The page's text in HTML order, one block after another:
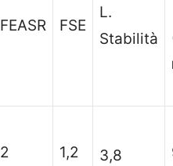
FEASR FSE
L.
Stabilità
2 1,2 3,8